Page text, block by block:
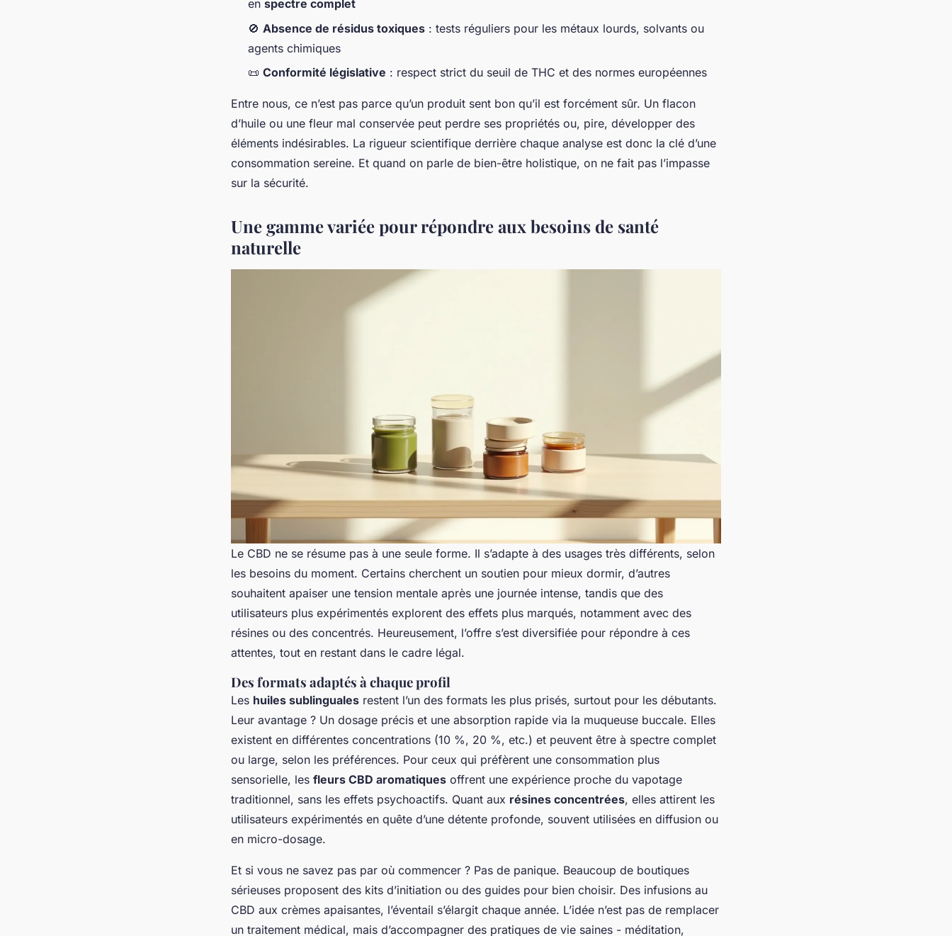
en spectre complet
🚫 Absence de résidus toxiques : tests réguliers pour les métaux lourds, solvants ou
agents chimiques
📜 Conformité législative : respect strict du seuil de THC et des normes européennes
Entre nous, ce n’est pas parce qu’un produit sent bon qu’il est forcément sûr. Un flacon
d’huile ou une fleur mal conservée peut perdre ses propriétés ou, pire, développer des
éléments indésirables. La rigueur scientifique derrière chaque analyse est donc la clé d’une
consommation sereine. Et quand on parle de bien-être holistique, on ne fait pas l’impasse
sur la sécurité.
Une gamme variée pour répondre aux besoins de santé
naturelle
Le CBD ne se résume pas à une seule forme. Il s’adapte à des usages très différents, selon
les besoins du moment. Certains cherchent un soutien pour mieux dormir, d’autres
souhaitent apaiser une tension mentale après une journée intense, tandis que des
utilisateurs plus expérimentés explorent des effets plus marqués, notamment avec des
résines ou des concentrés. Heureusement, l’offre s’est diversifiée pour répondre à ces
attentes, tout en restant dans le cadre légal.
Des formats adaptés à chaque profil
Les huiles sublinguales restent l’un des formats les plus prisés, surtout pour les débutants.
Leur avantage ? Un dosage précis et une absorption rapide via la muqueuse buccale. Elles
existent en différentes concentrations (10 %, 20 %, etc.) et peuvent être à spectre complet
ou large, selon les préférences. Pour ceux qui préfèrent une consommation plus
sensorielle, les fleurs CBD aromatiques offrent une expérience proche du vapotage
traditionnel, sans les effets psychoactifs. Quant aux résines concentrées, elles attirent les
utilisateurs expérimentés en quête d’une détente profonde, souvent utilisées en diffusion ou
en micro-dosage.
Et si vous ne savez pas par où commencer ? Pas de panique. Beaucoup de boutiques
sérieuses proposent des kits d’initiation ou des guides pour bien choisir. Des infusions au
CBD aux crèmes apaisantes, l’éventail s’élargit chaque année. L’idée n’est pas de remplacer
un traitement médical, mais d’accompagner des pratiques de vie saines - méditation,